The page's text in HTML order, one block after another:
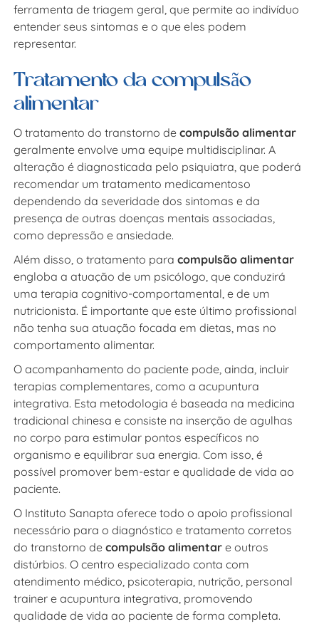
ferramenta de triagem geral, que permite ao indivíduo
entender seus sintomas e o que eles podem
representar.
Tratamento da compulsão
alimentar
O tratamento do transtorno decompulsão alimentar
geralmente envolve uma equipe multidisciplinar. A
alteração é diagnosticada pelo psiquiatra, que poderá
recomendar um tratamento medicamentoso
dependendo da severidade dos sintomas e da
presença de outras doenças mentais associadas,
como depressão e ansiedade.
Além disso, o tratamento paracompulsão alimentar
engloba a atuação de um psicólogo, que conduzirá
uma terapia cognitivo-comportamental, e de um
nutricionista. É importante que este último profissional
não tenha sua atuação focada em dietas, mas no
comportamento alimentar.
O acompanhamento do paciente pode, ainda, incluir
terapias complementares, como a acupuntura
integrativa. Esta metodologia é baseada na medicina
tradicional chinesa e consiste na inserção de agulhas
no corpo para estimular pontos específicos no
organismo e equilibrar sua energia. Com isso, é
possível promover bem-estar e qualidade de vida ao
paciente.
O Instituto Sanapta oferece todo o apoio profissional
necessário para o diagnóstico e tratamento corretos
do transtorno decompulsão alimentare outros
distúrbios. O centro especializado conta com
atendimento médico, psicoterapia, nutrição, personal
trainer e acupuntura integrativa, promovendo
qualidade de vida ao paciente de forma completa.